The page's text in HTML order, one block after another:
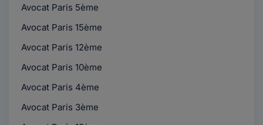
Avocat Paris 5ème
Avocat Paris 15ème
Avocat Paris 12ème
Avocat Paris 10ème
Avocat Paris 4ème
Avocat Paris 3ème